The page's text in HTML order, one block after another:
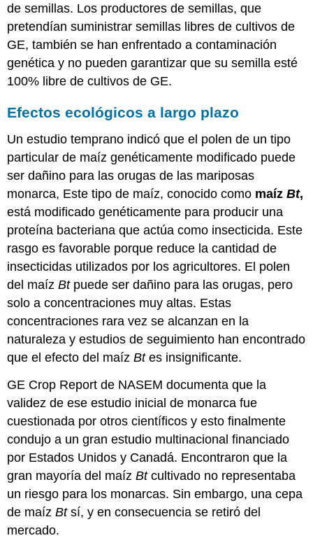
de semillas. Los productores de semillas, que
pretendían suministrar semillas libres de cultivos de
GE, también se han enfrentado a contaminación
genética y no pueden garantizar que su semilla esté
100% libre de cultivos de GE.
Efectos ecológicos a largo plazo
Un estudio temprano indicó que el polen de un tipo
particular de maíz genéticamente modificado puede
ser dañino para las orugas de las mariposas
monarca, Este tipo de maíz, conocido como maízBt,
está modificado genéticamente para producir una
proteína bacteriana que actúa como insecticida. Este
rasgo es favorable porque reduce la cantidad de
insecticidas utilizados por los agricultores. El polen
del maízBtpuede ser dañino para las orugas, pero
solo a concentraciones muy altas. Estas
concentraciones rara vez se alcanzan en la
naturaleza y estudios de seguimiento han encontrado
que el efecto del maízBtes insignificante.
GE Crop Report de NASEM documenta que la
validez de ese estudio inicial de monarca fue
cuestionada por otros científicos y esto finalmente
condujo a un gran estudio multinacional financiado
por Estados Unidos y Canadá. Encontraron que la
gran mayoría del maízBtcultivado no representaba
un riesgo para los monarcas. Sin embargo, una cepa
de maízBtsí, y en consecuencia se retiró del
mercado.